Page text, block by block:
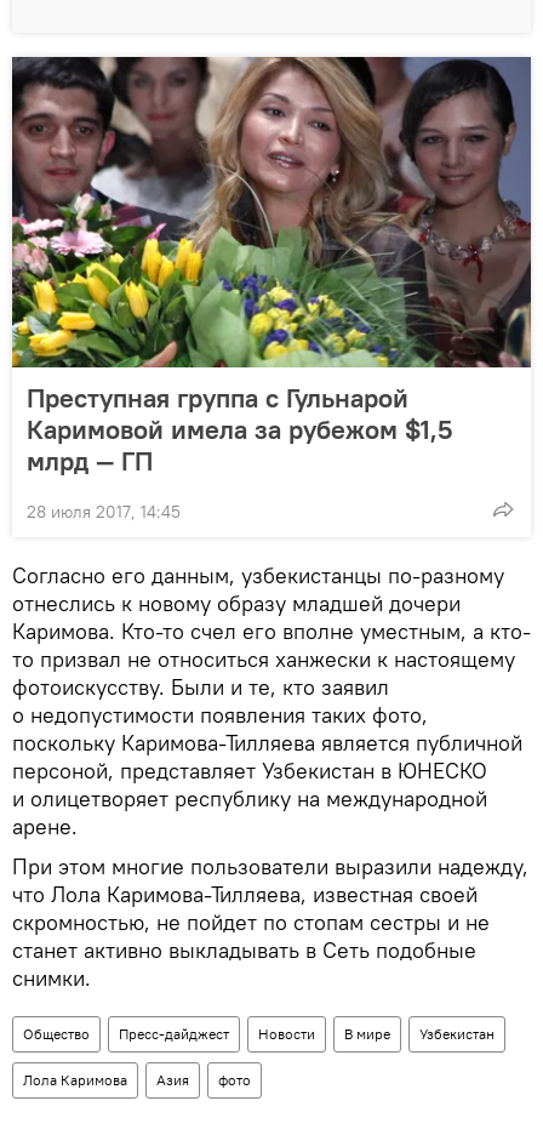
Преступная группа с Гульнарой
Каримовой имела за рубежом $1,5
млрд — ГП
28 июля 2017, 14:45
Согласно его данным, узбекистанцы по-разному
отнеслись к новому образу младшей дочери
Каримова. Кто-то счел его вполне уместным, а кто-
то призвал не относиться ханжески к настоящему
фотоискусству. Были и те, кто заявил
о недопустимости появления таких фото,
поскольку Каримова-Тилляева является публичной
персоной, представляет Узбекистан в ЮНЕСКО
и олицетворяет республику на международной
арене.
При этом многие пользователи выразили надежду,
что Лола Каримова-Тилляева, известная своей
скромностью, не пойдет по стопам сестры и не
станет активно выкладывать в Сеть подобные
снимки.
Общество Пресс-дайджест Новости В мире Узбекистан
Лола Каримова Азия фото